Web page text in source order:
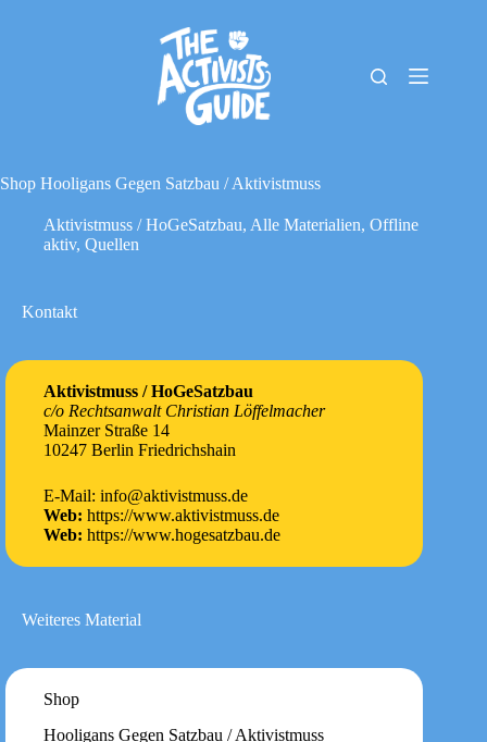
Downloads
Cookie-
Richtlinie
Shop Hooligans Gegen Satzbau / Aktivistmuss
Aktivistmuss / HoGeSatzbau, Alle Materialien, Offline
aktiv, Quellen
Kontakt
Aktivistmuss / HoGeSatzbau
c/o Rechtsanwalt Christian Löffelmacher
Mainzer Straße 14
10247 Berlin Friedrichshain
E-Mail: info@aktivistmuss.de
Web: https://www.aktivistmuss.de
Web: https://www.hogesatzbau.de
Weiteres Material
Shop
Hooligans Gegen Satzbau / Aktivistmuss